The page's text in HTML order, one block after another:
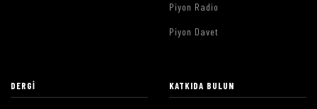
Piyon Radio
Piyon Davet
DERGI KATKIDA BULUN